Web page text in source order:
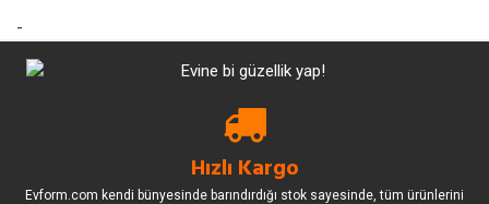
-
Hızlı Kargo
Evform.com kendi bünyesinde barındırdığı stok sayesinde, tüm ürünlerini